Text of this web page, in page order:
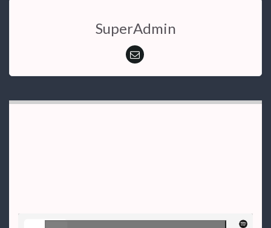
SuperAdmin